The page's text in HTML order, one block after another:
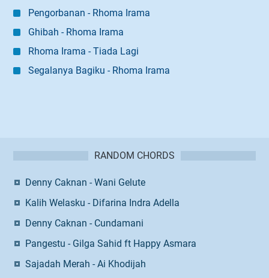
Pengorbanan - Rhoma Irama
Ghibah - Rhoma Irama
Rhoma Irama - Tiada Lagi
Segalanya Bagiku - Rhoma Irama
RANDOM CHORDS
Denny Caknan - Wani Gelute
Kalih Welasku - Difarina Indra Adella
Denny Caknan - Cundamani
Pangestu - Gilga Sahid ft Happy Asmara
Sajadah Merah - Ai Khodijah